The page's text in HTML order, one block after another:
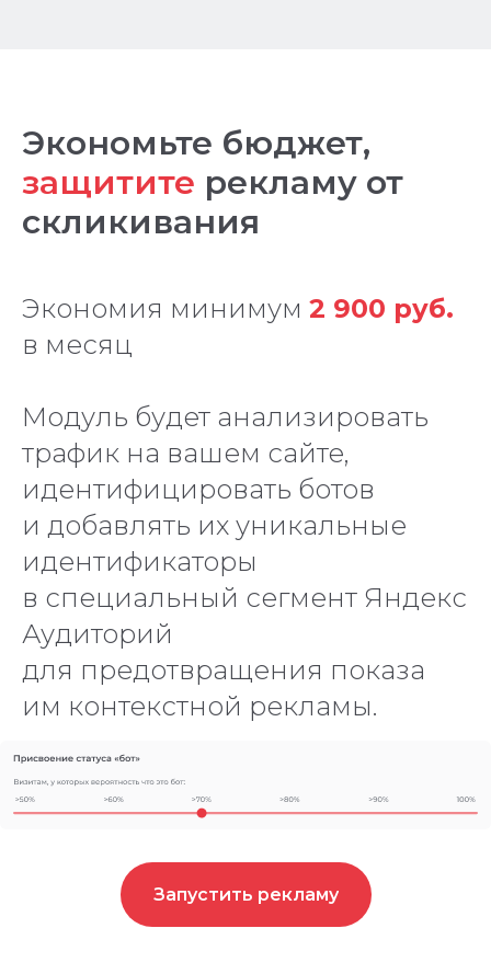
Экономьте бюджет,
защитите рекламу от
скликивания
Экономия минимум 2 900 руб.
в месяц
Модуль будет анализировать
трафик на вашем сайте,
идентифицировать ботов
и добавлять их уникальные
идентификаторы
в специальный сегмент Яндекс
Аудиторий
для предотвращения показа
им контекстной рекламы.
Запустить рекламу